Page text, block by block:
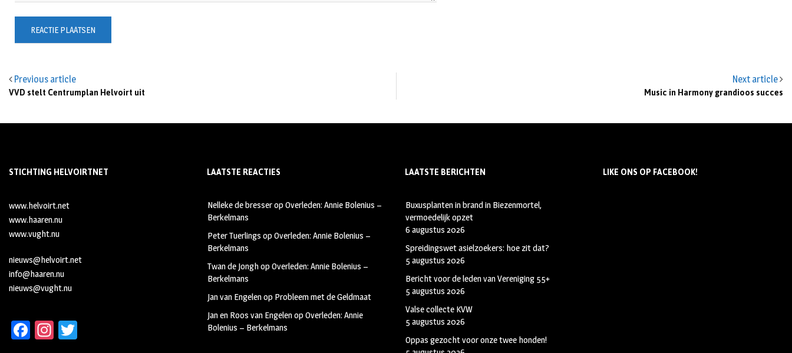
Previous article
VVD stelt Centrumplan Helvoirt uit
Next article
Music in Harmony grandioos succes
STICHTING HELVOIRTNET
www.helvoirt.net
www.haaren.nu
www.vught.nu
nieuws@helvoirt.net
info@haaren.nu
nieuws@vught.nu
Fa In
LAATSTE REACTIES
Nelleke de bresseropOverleden: Annie Bolenius –
Berkelmans
Peter Tuerlings opOverleden: Annie Bolenius –
Berkelmans
Twan de JonghopOverleden: Annie Bolenius –
Berkelmans
Jan van Engelenop Probleem met de Geldmaat
Jan en Roos van EngelenopOverleden: Annie
Bolenius – Berkelmans
LAATSTE BERICHTEN
Buxusplanten in brand in Biezenmortel,
vermoedelijk opzet
6 augustus 2026
Spreidingswet asielzoekers: hoe zit dat?
5 augustus 2026
Bericht voor de leden van Vereniging 55+
5 augustus 2026
Valse collecte KVW
5 augustus 2026
Oppas gezocht voor onze twee honden!
LIKE ONS OP FACEBOOK!